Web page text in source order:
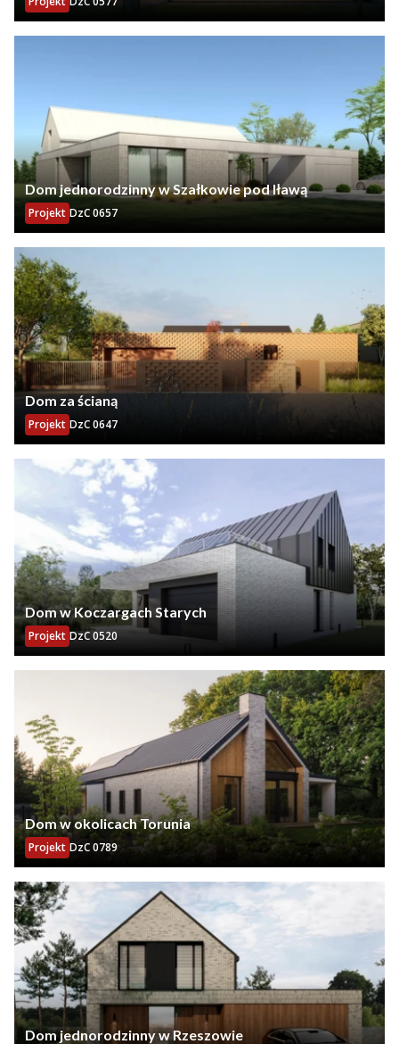
Dom jednorodzinny w Szałkowie pod Iławą
Projekt DzC 0657
Dom za ścianą
Projekt DzC 0647
Dom w Koczargach Starych
Projekt DzC 0520
Dom w okolicach Torunia
Projekt DzC 0789
Dom jednorodzinny w Rzeszowie